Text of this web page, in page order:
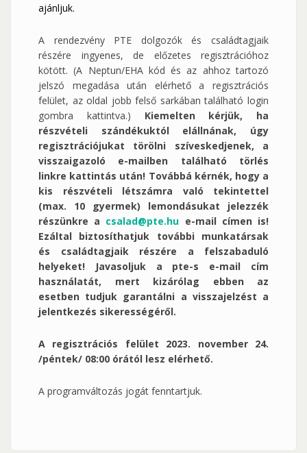
ajánljuk.
A rendezvény PTE dolgozók és családtagjaik
részére ingyenes, de előzetes regisztrációhoz
kötött. (A Neptun/EHA kód és az ahhoz tartozó
jelszó megadása után elérhető a regisztrációs
felület, az oldal jobb felső sarkában található login
gombra kattintva.) Kiemelten kérjük, ha
részvételi szándékuktól elállnának, úgy
regisztrációjukat törölni szíveskedjenek, a
visszaigazoló e-mailben található törlés
linkre kattintás után! Továbbá kérnék, hogy a
kis részvételi létszámra való tekintettel
(max. 10 gyermek) lemondásukat jelezzék
részünkre a csalad@pte.hu e-mail címen is!
Ezáltal biztosíthatjuk további munkatársak
és családtagjaik részére a felszabaduló
helyeket!
Javasoljuk a pte-s e-mail cím
használatát, mert kizárólag ebben az
esetben tudjuk garantálni a visszajelzést a
jelentkezés sikerességéről.
A regisztrációs felület 2023. november 24.
/péntek/ 08:00 órától lesz elérhető.
A programváltozás jogát fenntartjuk.